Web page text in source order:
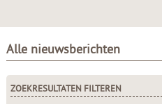
Alle nieuwsberichten
ZOEKRESULTATEN FILTEREN